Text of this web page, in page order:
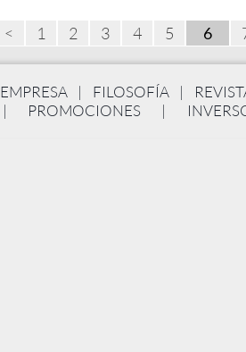
< 1 2 3 4 5
EMPRESA | FILOSOFÍA |
| PROMOCIONES |